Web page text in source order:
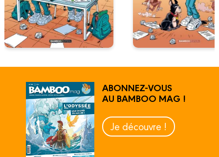
ABONNEZ-VOUS
AU BAMBOO MAG !
Je découvre !